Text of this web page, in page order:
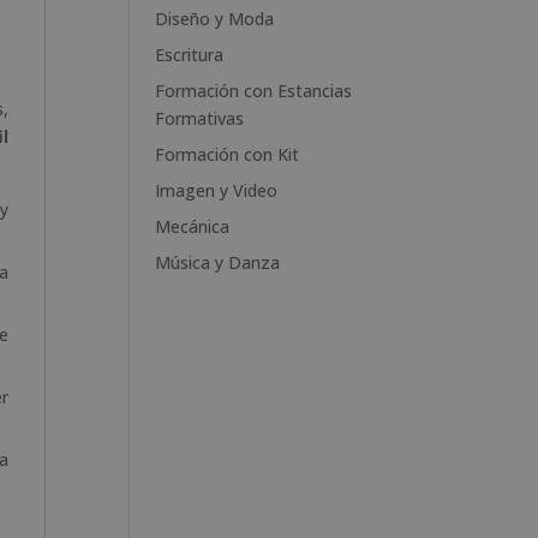
e
Diseño y Moda
Escritura
Formación con Estancias
Formativas
Formación con Kit
Imagen y Video
Mecánica
Música y Danza